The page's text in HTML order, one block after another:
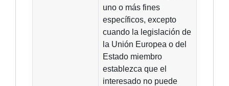
uno o más fines
específicos, excepto
cuando la legislación de
la Unión Europea o del
Estado miembro
establezca que el
interesado no puede